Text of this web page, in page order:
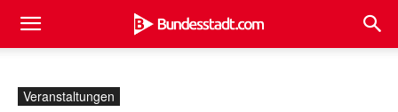
Veranstaltungen